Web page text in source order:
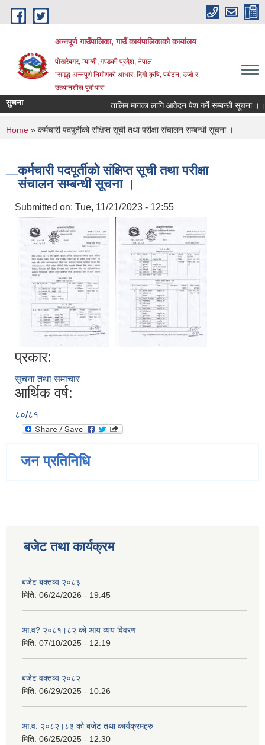
Skip to main content
अन्‍नपूर्ण गाउँपालिका, गाउँ कार्यपालिकाको कार्यालय
पोखरेबगर, म्याग्दी, गण्डकी प्रदेश, नेपाल
"समृद्ध अन्‍नपूर्ण निर्माणको आधार: दिगो कृषि, पर्यटन, उर्जा र
उत्थानशील पूर्वाधार"
सुचना तालिम मागका लागि आवेदन पेश गर्ने सम्बन्धी सूचना ।।
You are here
Home » कर्मचारी पदपूर्तीको संक्षिप्त सूची तथा परीक्षा संचालन सम्बन्धी सूचना ।
कर्मचारी पदपूर्तीको संक्षिप्त सूची तथा परीक्षा
संचालन सम्बन्धी सूचना ।
Submitted on: Tue, 11/21/2023 - 12:55
प्रकार:
सूचना तथा समाचार
आर्थिक वर्ष:
८०/८१
जन प्रतिनिधि
बजेट तथा कार्यक्रम
बजेट बक्तव्य २०८३
मिति: 06/24/2026 - 19:45
आ.व? २०८१।८२ को आय व्यय विवरण
मिति: 07/10/2025 - 12:19
बजेट वक्तव्य २०८२
मिति: 06/29/2025 - 10:26
आ.व. २०८२।८३ को बजेट तथा कार्यक्रमहरु
मिति: 06/25/2025 - 12:30